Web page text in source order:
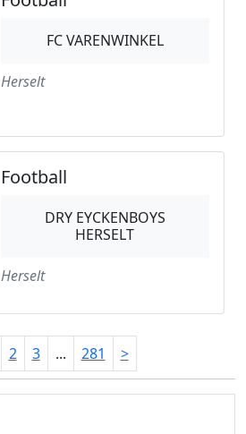
FC VARENWINKEL
Herselt
Football
DRY EYCKENBOYS
HERSELT
Herselt
2 3 ... 281 >